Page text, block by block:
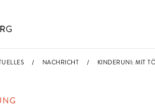
NACHRICHT KINDERUNI: MIT